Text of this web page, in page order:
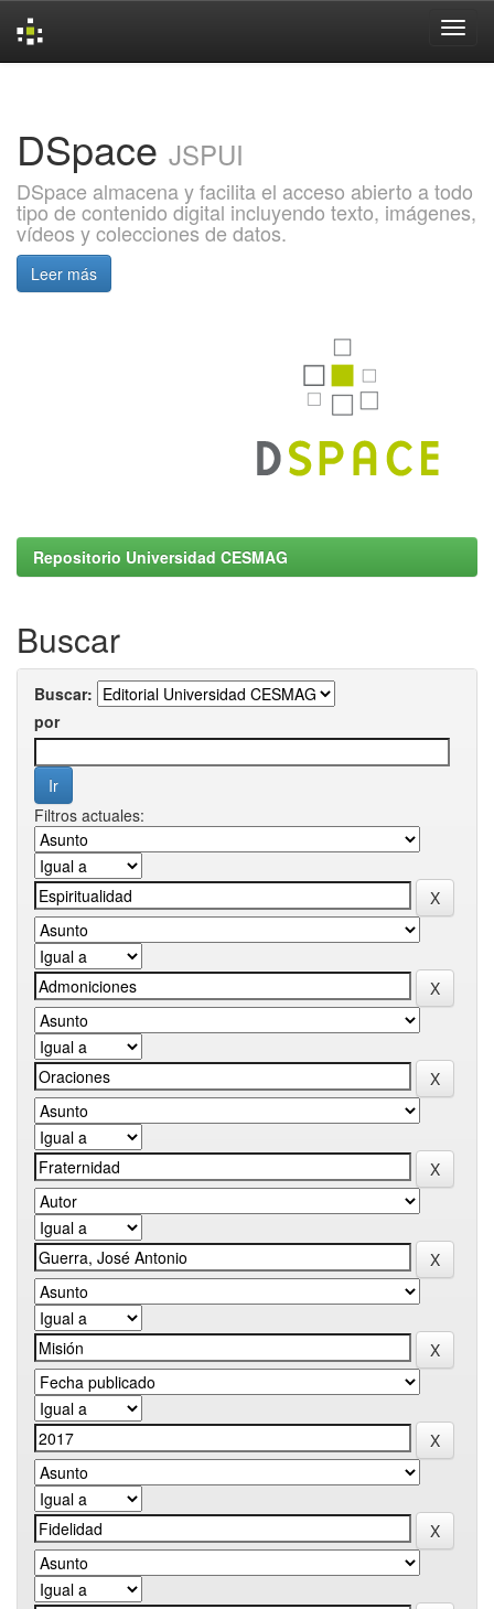
DSpace JSPUI
DSpace almacena y facilita el acceso abierto a todo
tipo de contenido digital incluyendo texto, imágenes,
vídeos y colecciones de datos.
Leer más
Repositorio Universidad CESMAG
Buscar
Buscar:
por
Filtros actuales: